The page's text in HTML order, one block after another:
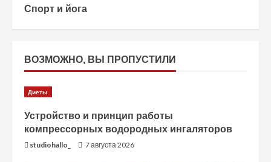
Спорт и йога
ВОЗМОЖНО, ВЫ ПРОПУСТИЛИ
Диеты
Устройство и принцип работы
компрессорных водородных ингаляторов
studiohallo_ 7 августа 2026